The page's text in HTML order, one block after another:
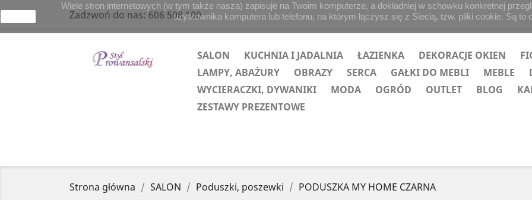
Zadzwoń do nas:606 508 100
SALON KUCHNIA I JADALNIA ŁAZIENKA DEKORACJE OKIEN
LAMPY, ABAŻURY
OBRAZY SERCA GAŁKI DO MEBLI MEBLE
WYCIERACZKI, DYWANIKI
MODA OGRÓD OUTLET BLOG
ZESTAWY PREZENTOWE
Strona główna SALON Poduszki, poszewki PODUSZKA MY HOME CZARNA
Wiele stron internetowych (w tym także nasza) zapisuje na Twoim komputerze, a dokładniej w schowku konkretnej
użytkownika komputera lub telefonu, na którym łączysz się z Siecią, tzw. pliki cookie. Są to